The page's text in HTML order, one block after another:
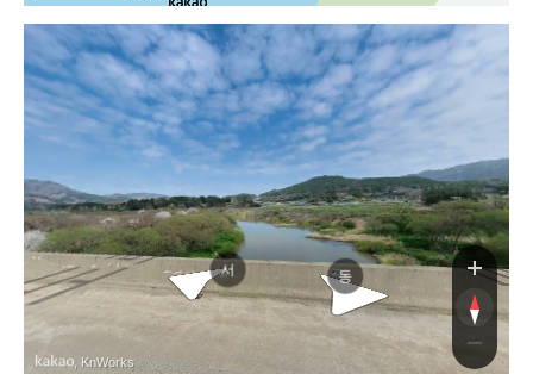
남해고속도로
남해고속도로
서 동
, KnWorks